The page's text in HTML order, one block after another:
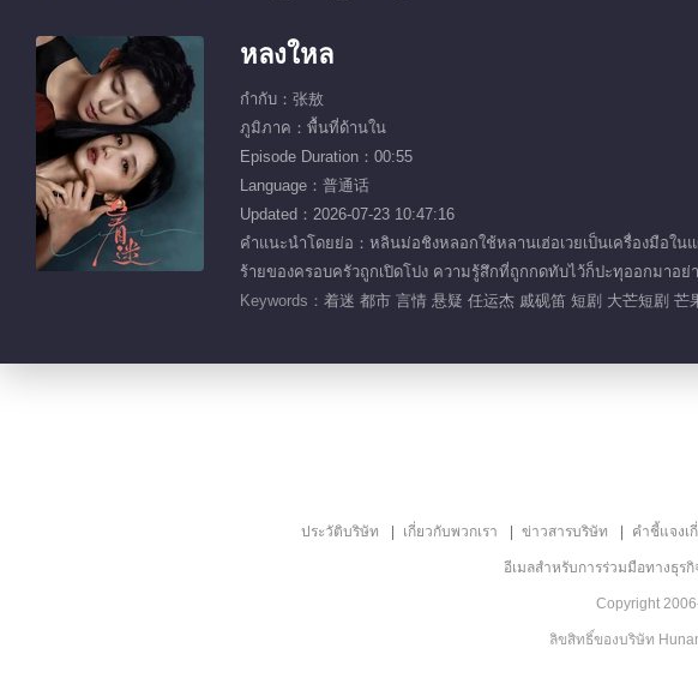
หลงใหล
กำกับ：张敖
ภูมิภาค：พื้นที่ด้านใน
Episode Duration：00:55
Language：普通话
Updated：2026-07-23 10:47:16
คำแนะนำโดยย่อ：หลินม่อชิงหลอกใช้หลานเฮ่อเวยเป็นเครื่องมือ
ร้ายของครอบครัวถูกเปิดโปง ความรู้สึกที่ถูกกดทับไว้ก็ปะทุออกมาอย่
Keywords： 着迷 都市 言情 悬疑 任运杰 戚砚笛 短剧 大芒短剧 芒
ประวัติบริษัท เกี่ยวกับพวกเรา ข่าวสารบริษัท คำชี้แจงเ
อีเมลสำหรับการร่วมมือทางธุรกิ
Copyright
ลิขสิทธิ์ของบริษัท